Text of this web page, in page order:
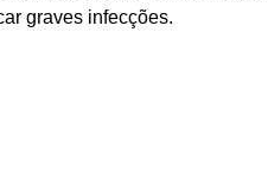
graves infecções.